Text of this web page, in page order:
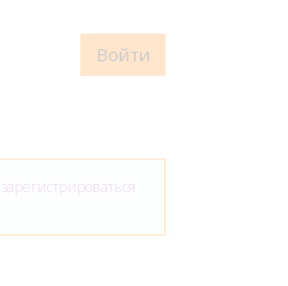
Войти
зарегистрироваться